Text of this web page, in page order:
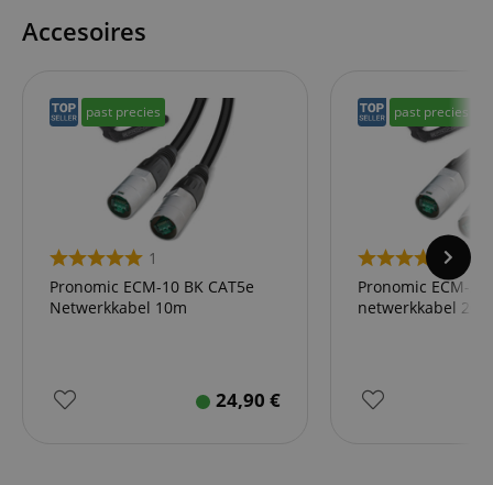
Accesoires
past precies
1
Pronomic ECM-10 BK CAT5e
Netwerkkabel 10m
24,90 €
past precies
Pronomic ECM-20
netwerkkabel 20m